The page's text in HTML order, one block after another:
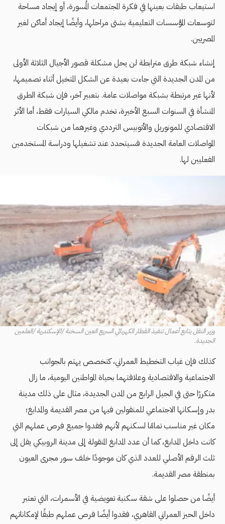
استيعاب طبقات بعينها في فكرة المجتمعات المُسورة، أو إيجاد مساحة
لتوسعات المؤسسات التعليمية بشتى مراحلها، وأيضًا إيجاد أماكن لغير
المصريين.
إنشاء شبكة طرق مترابطة لن يحل مشكلة قصور الأجيال الثلاثة الأولى
من المدن الجديدة التي جاءت بعيدة عن الشكل المتخيل أثناء تصميمها،
لأنها غير مرتبطة بشبكة مواصلات عامة. بتعبير آخر، فإن شبكة الطرق
المنشأة في السنوات السبع الأخيرة، تخدم مالكي السيارات فقط، أما الأثر
الاقتصادي للمونوريل والأتوبيس الترددي وغيرهما من شبكات
المواصلات العامة الجديدة فسيتحدد عند تشغيلها ودراسة المستخدمين
الفعليين لها.
وزير النقل يتابع أعمال تنفيذ القطار الكهربائي السريع العين السخنة /الإسكندرية /العلمين
الجديدة.
كذلك فإن غياب التخطيط العمراني، كتخصص يهتم بالجوانب
الاجتماعية والاقتصادية وعلاقتهما بحياة المواطنين اليومية، ما زال
متكررًا حتى في الجيل الرابع من المدن الجديدة، مثال على ذلك مدينة
بدر وإسكانها الاجتماعي للمنقولين فيها من مصر القديمة والمدابغ؛
مكان غير مناسب تمامًا لسكنهم لأنهم فقدوا جميع فرص عملهم التي
كانت داخل المدابغ، كما أن عدد المدابغ المنقولة إلى مدينة الروبيكي يقل إلى
ثلث الرقم الأصلي للعدد الذي كان موجودًا خلف سور مجرى العيون
بمنطقة مصر القديمة.
أيضًا من حصلوا على شقة سكنية تعويضية في الأسمرات، التي تعتبر
داخل الحيز العمراني القاهري، فقدوا أيضًا فرص عملهم طبقًا لإمكاناتهم